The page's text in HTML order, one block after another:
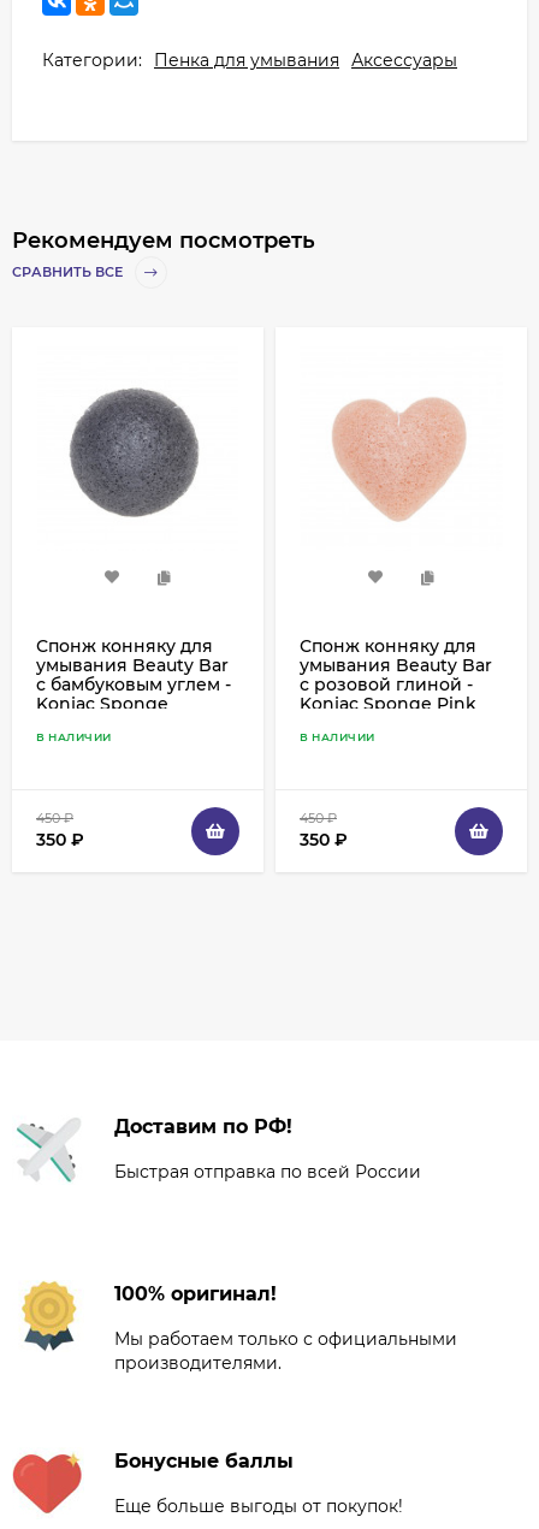
Категории: Пенка для умывания Аксессуары
Рекомендуем посмотреть
СРАВНИТЬ ВСЕ
Спонж конняку для
умывания Beauty Bar
с бамбуковым углем -
Konjac Sponge
В НАЛИЧИИ
450₽
350 ₽
Спонж конняку для
умывания Beauty Bar
с розовой глиной -
Konjac Sponge Pink
В НАЛИЧИИ
450₽
350 ₽
Доставим по РФ!
Быстрая отправка по всей России
100% оригинал!
Мы работаем только с официальными
производителями.
Бонусные баллы
Еще больше выгоды от покупок!